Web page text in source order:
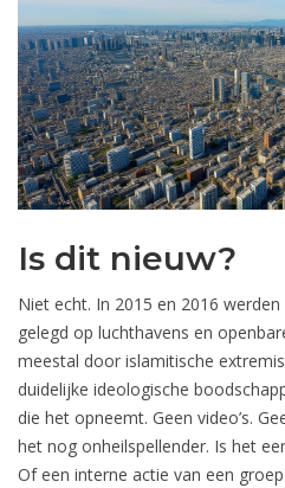
Is dit nieuw?
Niet echt. In 2015 en 2016
gelegd op luchthavens en
meestal door islamitische
duidelijke ideologische
die het opneemt. Geen video’s.
het nog onheilspellender. Is het
Of een interne actie van een